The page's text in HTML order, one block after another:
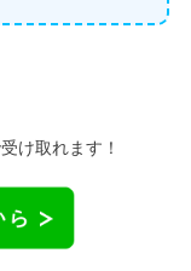
け取れます！